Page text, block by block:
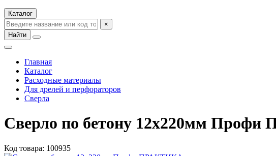
Каталог
×
Найти
Главная
Каталог
Расходные материалы
Для дрелей и перфораторов
Сверла
Сверло по бетону 12х220мм
Код товара: 100935